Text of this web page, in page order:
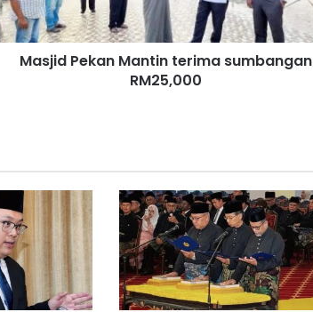
P
e
k
i
n
t
e
r
i
m
a
Masjid Pekan Mantin terima sumbangan
RM25,000